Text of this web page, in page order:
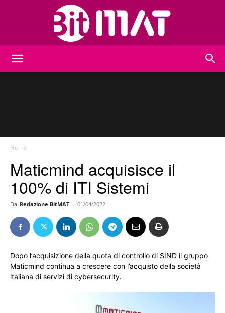
Home
Maticmind acquisisce il
100% di ITI Sistemi
Da Redazione BitMAT - 01/04/2022
Dopo l’acquisizione della quota di controllo di SIND il gruppo
Maticmind continua a crescere con l’acquisto della società
italiana di servizi di cybersecurity.